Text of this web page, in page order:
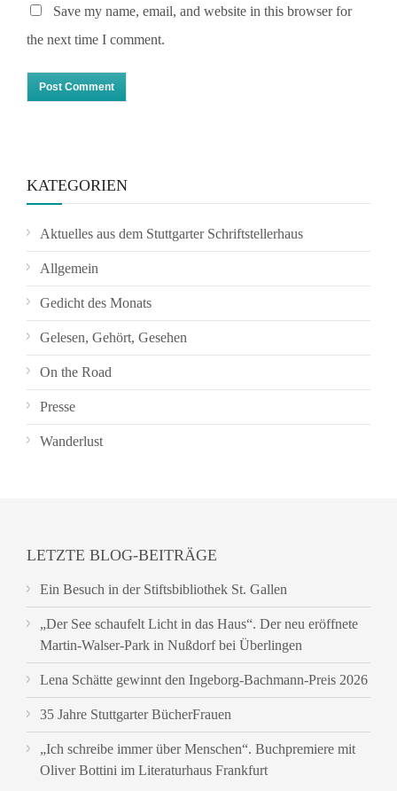
Save my name, email, and website in this browser for
the next time I comment.
KATEGORIEN
Aktuelles aus dem Stuttgarter Schriftstellerhaus
Allgemein
Gedicht des Monats
Gelesen, Gehört, Gesehen
On the Road
Presse
Wanderlust
LETZTE BLOG-BEITRÄGE
Ein Besuch in der Stiftsbibliothek St. Gallen
„Der See schaufelt Licht in das Haus“. Der neu eröffnete
Martin-Walser-Park in Nußdorf bei Überlingen
Lena Schätte gewinnt den Ingeborg-Bachmann-Preis 2026
35 Jahre Stuttgarter BücherFrauen
„Ich schreibe immer über Menschen“. Buchpremiere mit
Oliver Bottini im Literaturhaus Frankfurt